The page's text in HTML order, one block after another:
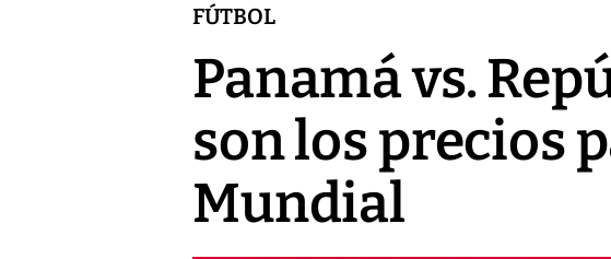
FÚTBOL
Panamá vs.
son los precios
Mundial